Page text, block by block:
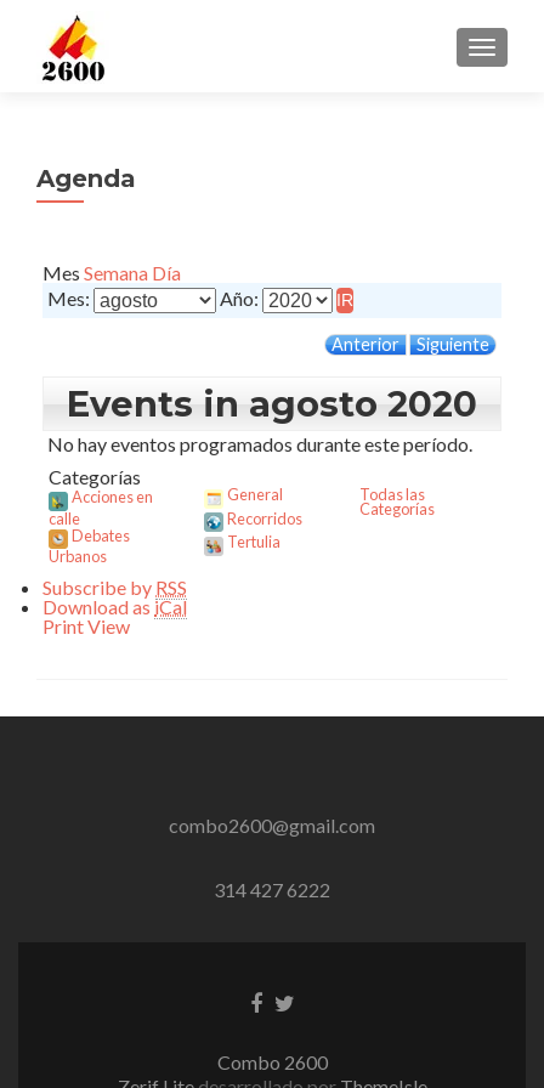
Agenda
Mes Semana Día
Mes:
Año:
Anterior Siguiente
Events in agosto 2020
No hay eventos programados durante este período.
Categorías
Acciones en
calle
Debates
Urbanos
General
Recorridos
Tertulia
Todas las
Categorías
Subscribe by RSS
Download as iCal
PrintView
combo2600@gmail.com
314 427 6222
EnlaceEnlace
Combo 2600